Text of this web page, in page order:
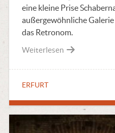
eine kleine Prise
außergewöhnliche
das Retronom.
Weiterlesen
ERFURT